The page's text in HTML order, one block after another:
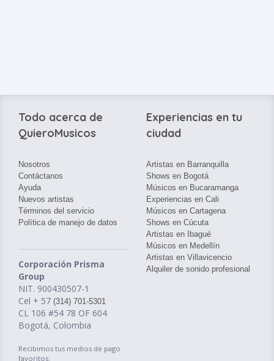
Todo acerca de
QuieroMusicos
Nosotros
Contáctanos
Ayuda
Nuevos artistas
Términos del servicio
Política de manejo de datos
Corporación Prisma
Group
NIT. 900430507-1
Cel + 57 (314) 701-5301
CL 106 #54 78 OF 604
Bogotá, Colombia
Recibimos tus medios de pago
favoritos:
Experiencias en tu
ciudad
Artistas en Barranquilla
Shows en Bogotá
Músicos en Bucaramanga
Experiencias en Cali
Músicos en Cartagena
Shows en Cúcuta
Artistas en Ibagué
Músicos en Medellín
Artistas en Villavicencio
Alquiler de sonido profesional